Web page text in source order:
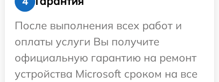
После выполнения всех работ и
оплаты услуги Вы получите
официальную гарантию на ремонт
устройства Microsoft сроком на все